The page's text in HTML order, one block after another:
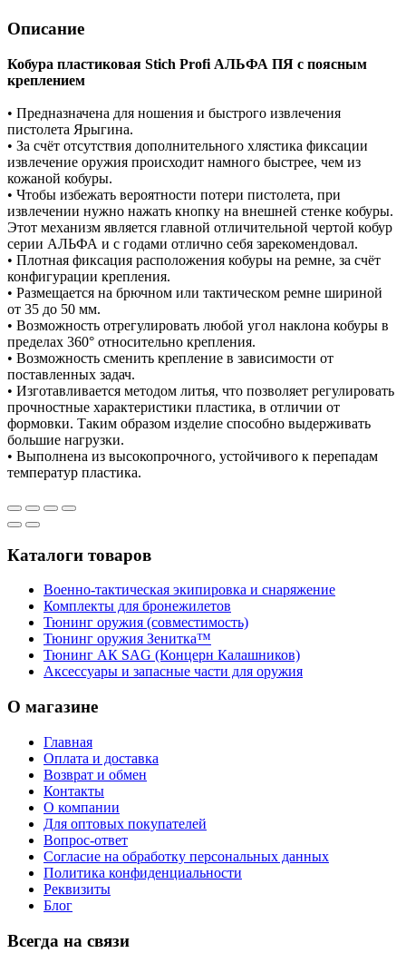
Описание
Кобура пластиковая Stich Profi АЛЬФА ПЯ с поясным
креплением
• Предназначена для ношения и быстрого извлечения
пистолета Ярыгина.
• За счёт отсутствия дополнительного хлястика фиксации
извлечение оружия происходит намного быстрее, чем из
кожаной кобуры.
• Чтобы избежать вероятности потери пистолета, при
извлечении нужно нажать кнопку на внешней стенке кобуры.
Этот механизм является главной отличительной чертой кобур
серии АЛЬФА и с годами отлично себя зарекомендовал.
• Плотная фиксация расположения кобуры на ремне, за счёт
конфигурации крепления.
• Размещается на брючном или тактическом ремне шириной
от 35 до 50 мм.
• Возможность отрегулировать любой угол наклона кобуры в
пределах 360° относительно крепления.
• Возможность сменить крепление в зависимости от
поставленных задач.
• Изготавливается методом литья, что позволяет регулировать
прочностные характеристики пластика, в отличии от
формовки. Таким образом изделие способно выдерживать
большие нагрузки.
• Выполнена из высокопрочного, устойчивого к перепадам
температур пластика.
Каталоги товаров
Военно-тактическая экипировка и снаряжение
Комплекты для бронежилетов
Тюнинг оружия (совместимость)
Тюнинг оружия Зенитка™
Тюнинг АК SAG (Концерн Калашников)
Аксессуары и запасные части для оружия
О магазине
Главная
Оплата и доставка
Возврат и обмен
Контакты
О компании
Для оптовых покупателей
Вопрос-ответ
Согласие на обработку персональных данных
Политика конфиденциальности
Реквизиты
Блог
Всегда на связи